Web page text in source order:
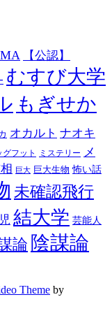
【公認】
むすび大学
もぎせか
オカルト ナオキ
グフット ミステリー メ
巨大 巨大生物 怖い話
未確認飛行
結大学 芸能人
論 陰謀論
Theme by